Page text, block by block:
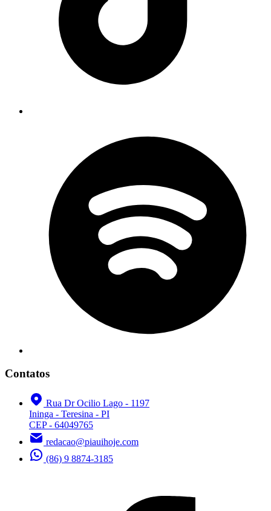
Contatos
Rua Dr Ocilio Lago - 1197
Ininga - Teresina - PI
CEP - 64049765
redacao@piauihoje.com
(86) 9 8874-3185